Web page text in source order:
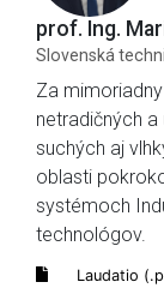
prof. Ing.
Slovenská
Za
netradičných
suchých aj
oblasti
systémoch
technológov.
Laudatio